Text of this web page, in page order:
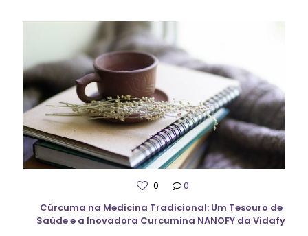
0
0
Cúrcuma na Medicina Tradicional: Um Tesouro de
Saúde e a Inovadora Curcumina NANOFY da Vidafy